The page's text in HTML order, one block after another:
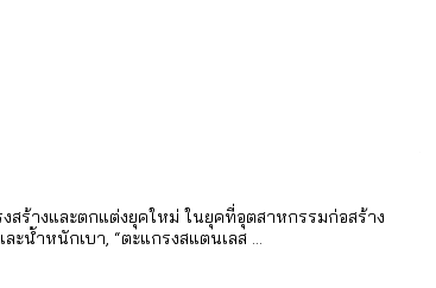
สร้างและตกแต่งยุคใหม่ ในยุคที่อุตสาหกรรมก่อสร้าง
น้ำหนักเบา, “ตะแกรงสแตนเลส ...